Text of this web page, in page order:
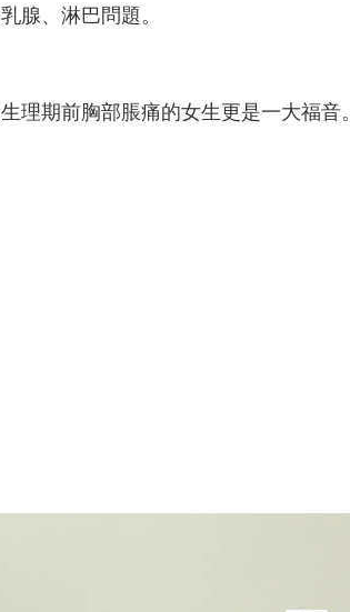
腺、淋巴問題。
理期前胸部脹痛的女生更是一大福音。